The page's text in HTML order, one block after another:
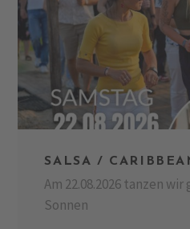
SALSA /
Am 22.08.2026 tanzen
Sonnen